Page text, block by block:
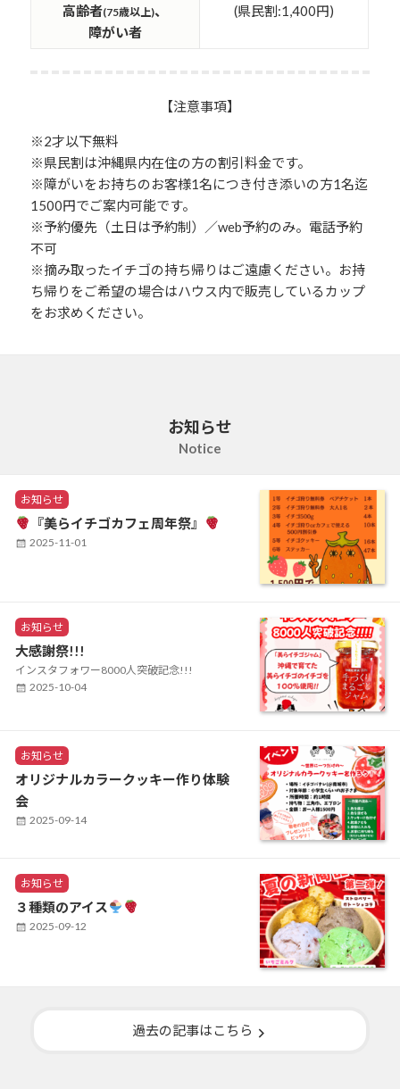
高齢者(75歳以上)、
障がい者
(県民割:1,400円)
【注意事項】
※2才以下無料
※県民割は沖縄県内在住の方の割引料金です。
※障がいをお持ちのお客様1名につき付き添いの方1名迄
1500円でご案内可能です。
※予約優先（土日は予約制）／web予約のみ。電話予約
不可
※摘み取ったイチゴの持ち帰りはご遠慮ください。お持
ち帰りをご希望の場合はハウス内で販売しているカップ
をお求めください。
お知らせ
Notice
C
a
t
e
e
s
お知らせ
『美らイチゴカフェ周年祭』
P
d
o
n
2025-11-01
C
a
t
e
g
e
お知らせ
大感謝祭!!!
インスタフォワー8000人突破記念!!!
P
e
d
o
2025-10-04
C
t
e
g
e
お知らせ
オリジナルカラークッキー作り体験
会
P
e
d
o
2025-09-14
C
t
e
お知らせ
３種類のアイス
P
2025-09-12
過去の記事はこちら